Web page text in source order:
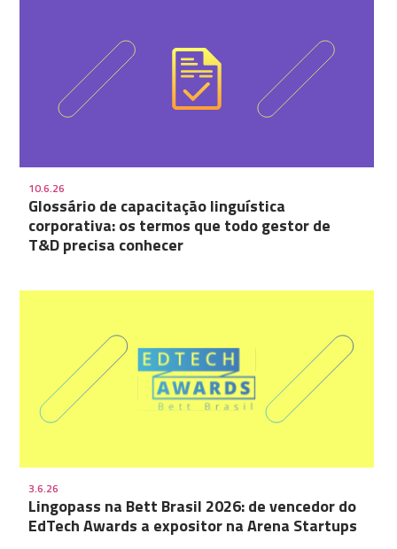
10.6.26
Glossário de capacitação linguística
corporativa: os termos que todo gestor de
T&D precisa conhecer
3.6.26
Lingopass na Bett Brasil 2026: de vencedor do
EdTech Awards a expositor na Arena Startups